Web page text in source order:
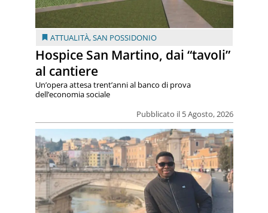
ATTUALITÀ,SAN POSSIDONIO
Hospice San Martino, dai “tavoli”
al cantiere
Pubblicato il 5 Agosto, 2026
Un’opera attesa trent’anni al banco di prova
dell’economia sociale